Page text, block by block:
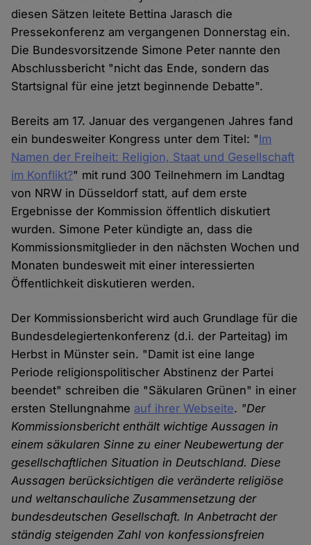
diesen Sätzen leitete Bettina Jarasch die
Pressekonferenz am vergangenen Donnerstag ein.
Die Bundesvorsitzende Simone Peter nannte den
Abschlussbericht "nicht das Ende, sondern das
Startsignal für eine jetzt beginnende Debatte".
Bereits am 17. Januar des vergangenen Jahres fand
ein bundesweiter Kongress unter dem Titel: "Im
Namen der Freiheit: Religion, Staat und Gesellschaft
im Konflikt?" mit rund 300 Teilnehmern im Landtag
von NRW in Düsseldorf statt, auf dem erste
Ergebnisse der Kommission öffentlich diskutiert
wurden. Simone Peter kündigte an, dass die
Kommissionsmitglieder in den nächsten Wochen und
Monaten bundesweit mit einer interessierten
Öffentlichkeit diskutieren werden.
Der Kommissionsbericht wird auch Grundlage für die
Bundesdelegiertenkonferenz (d.i. der Parteitag) im
Herbst in Münster sein. "Damit ist eine lange
Periode religionspolitischer Abstinenz der Partei
beendet" schreiben die "Säkularen Grünen" in einer
ersten Stellungnahme auf ihrer Webseite. "Der
Kommissionsbericht enthält wichtige Aussagen in
einem säkularen Sinne zu einer Neubewertung der
gesellschaftlichen Situation in Deutschland. Diese
Aussagen berücksichtigen die veränderte religiöse
und weltanschauliche Zusammensetzung der
bundesdeutschen Gesellschaft. In Anbetracht der
ständig steigenden Zahl von konfessionsfreien